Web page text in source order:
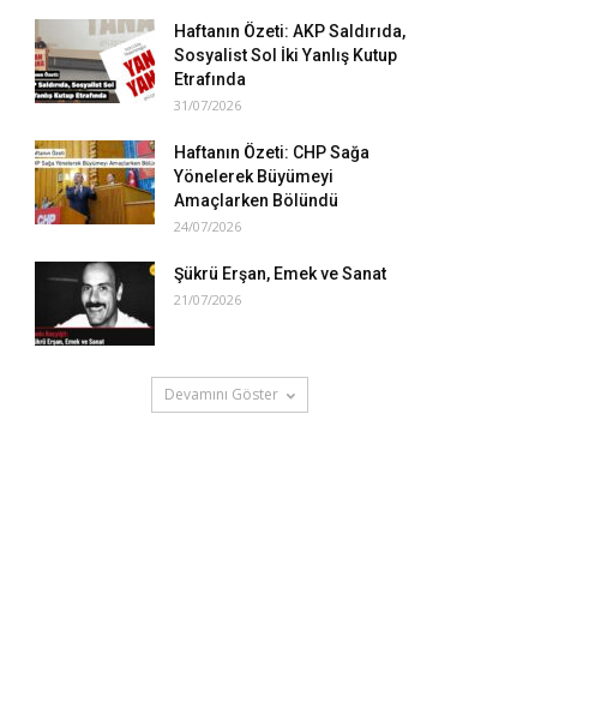
Haftanın Özeti: AKP Saldırıda,
Sosyalist Sol İki Yanlış Kutup
Etrafında
31/07/2026
Haftanın Özeti: CHP Sağa
Yönelerek Büyümeyi
Amaçlarken Bölündü
24/07/2026
Şükrü Erşan, Emek ve Sanat
21/07/2026
Devamını Göster